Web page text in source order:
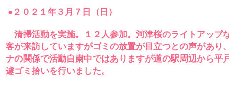
●２０２１年３月７日（日）
清掃活動を実施。１２人参加。河津桜のライトアップ
客が来訪していますがゴミの放置が目立つとの声があり
ナの関係で活動自粛中ではありますが道の駅周辺から平
遽ゴミ拾いを行いました。